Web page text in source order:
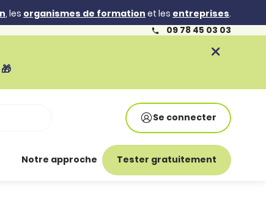
, les organismes de formation et les entreprises.
09 78 45 03 03
Se connecter
Notre approche Tester gratuitement